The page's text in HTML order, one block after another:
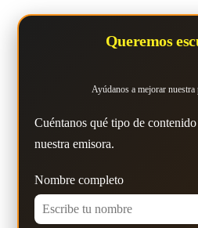
Queremos
Ayúdanos a mejorar
Cuéntanos qué tipo de
nuestra emisora.
Nombre completo